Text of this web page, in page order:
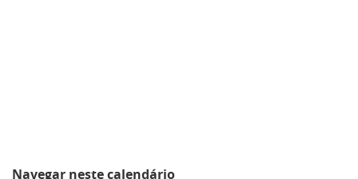
Navegar neste calendário